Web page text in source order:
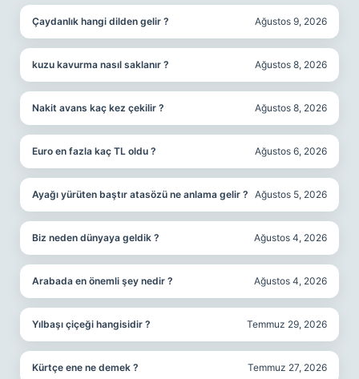
Çaydanlık hangi dilden gelir ? Ağustos 9, 2026
kuzu kavurma nasıl saklanır ? Ağustos 8, 2026
Nakit avans kaç kez çekilir ? Ağustos 8, 2026
Euro en fazla kaç TL oldu ? Ağustos 6, 2026
Ayağı yürüten baştır atasözü ne anlama gelir ? Ağustos 5, 2026
Biz neden dünyaya geldik ? Ağustos 4, 2026
Arabada en önemli şey nedir ? Ağustos 4, 2026
Yılbaşı çiçeği hangisidir ? Temmuz 29, 2026
Kürtçe ene ne demek ? Temmuz 27, 2026